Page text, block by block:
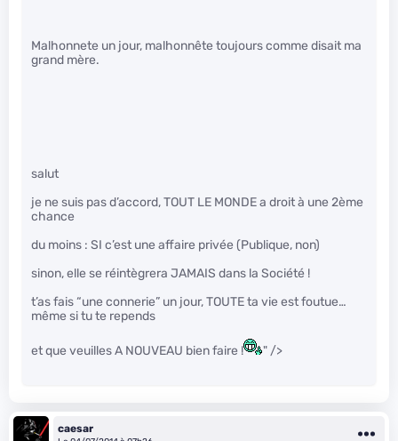
Malhonnete un jour, malhonnête toujours comme disait ma
grand mère.
salut
je ne suis pas d’accord, TOUT LE MONDE a droit à une 2ème
chance
du moins : SI c’est une affaire privée (Publique, non)
sinon, elle se réintègrera JAMAIS dans la Société !
t’as fais “une connerie” un jour, TOUTE ta vie est foutue…
même si tu te repends
et que veuilles A NOUVEAU bien faire ! " />
caesar